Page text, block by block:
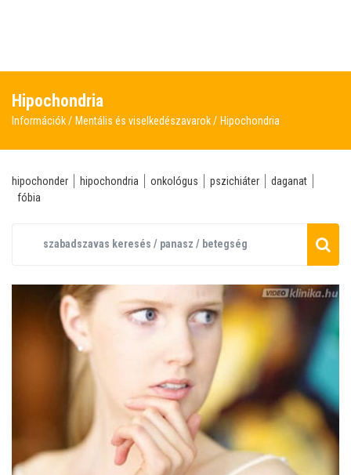
Hipochondria
Információk Mentális és viselkedészavarok Hipochondria
hipochonder hipochondria onkológus pszichiáter
daganat
fóbia